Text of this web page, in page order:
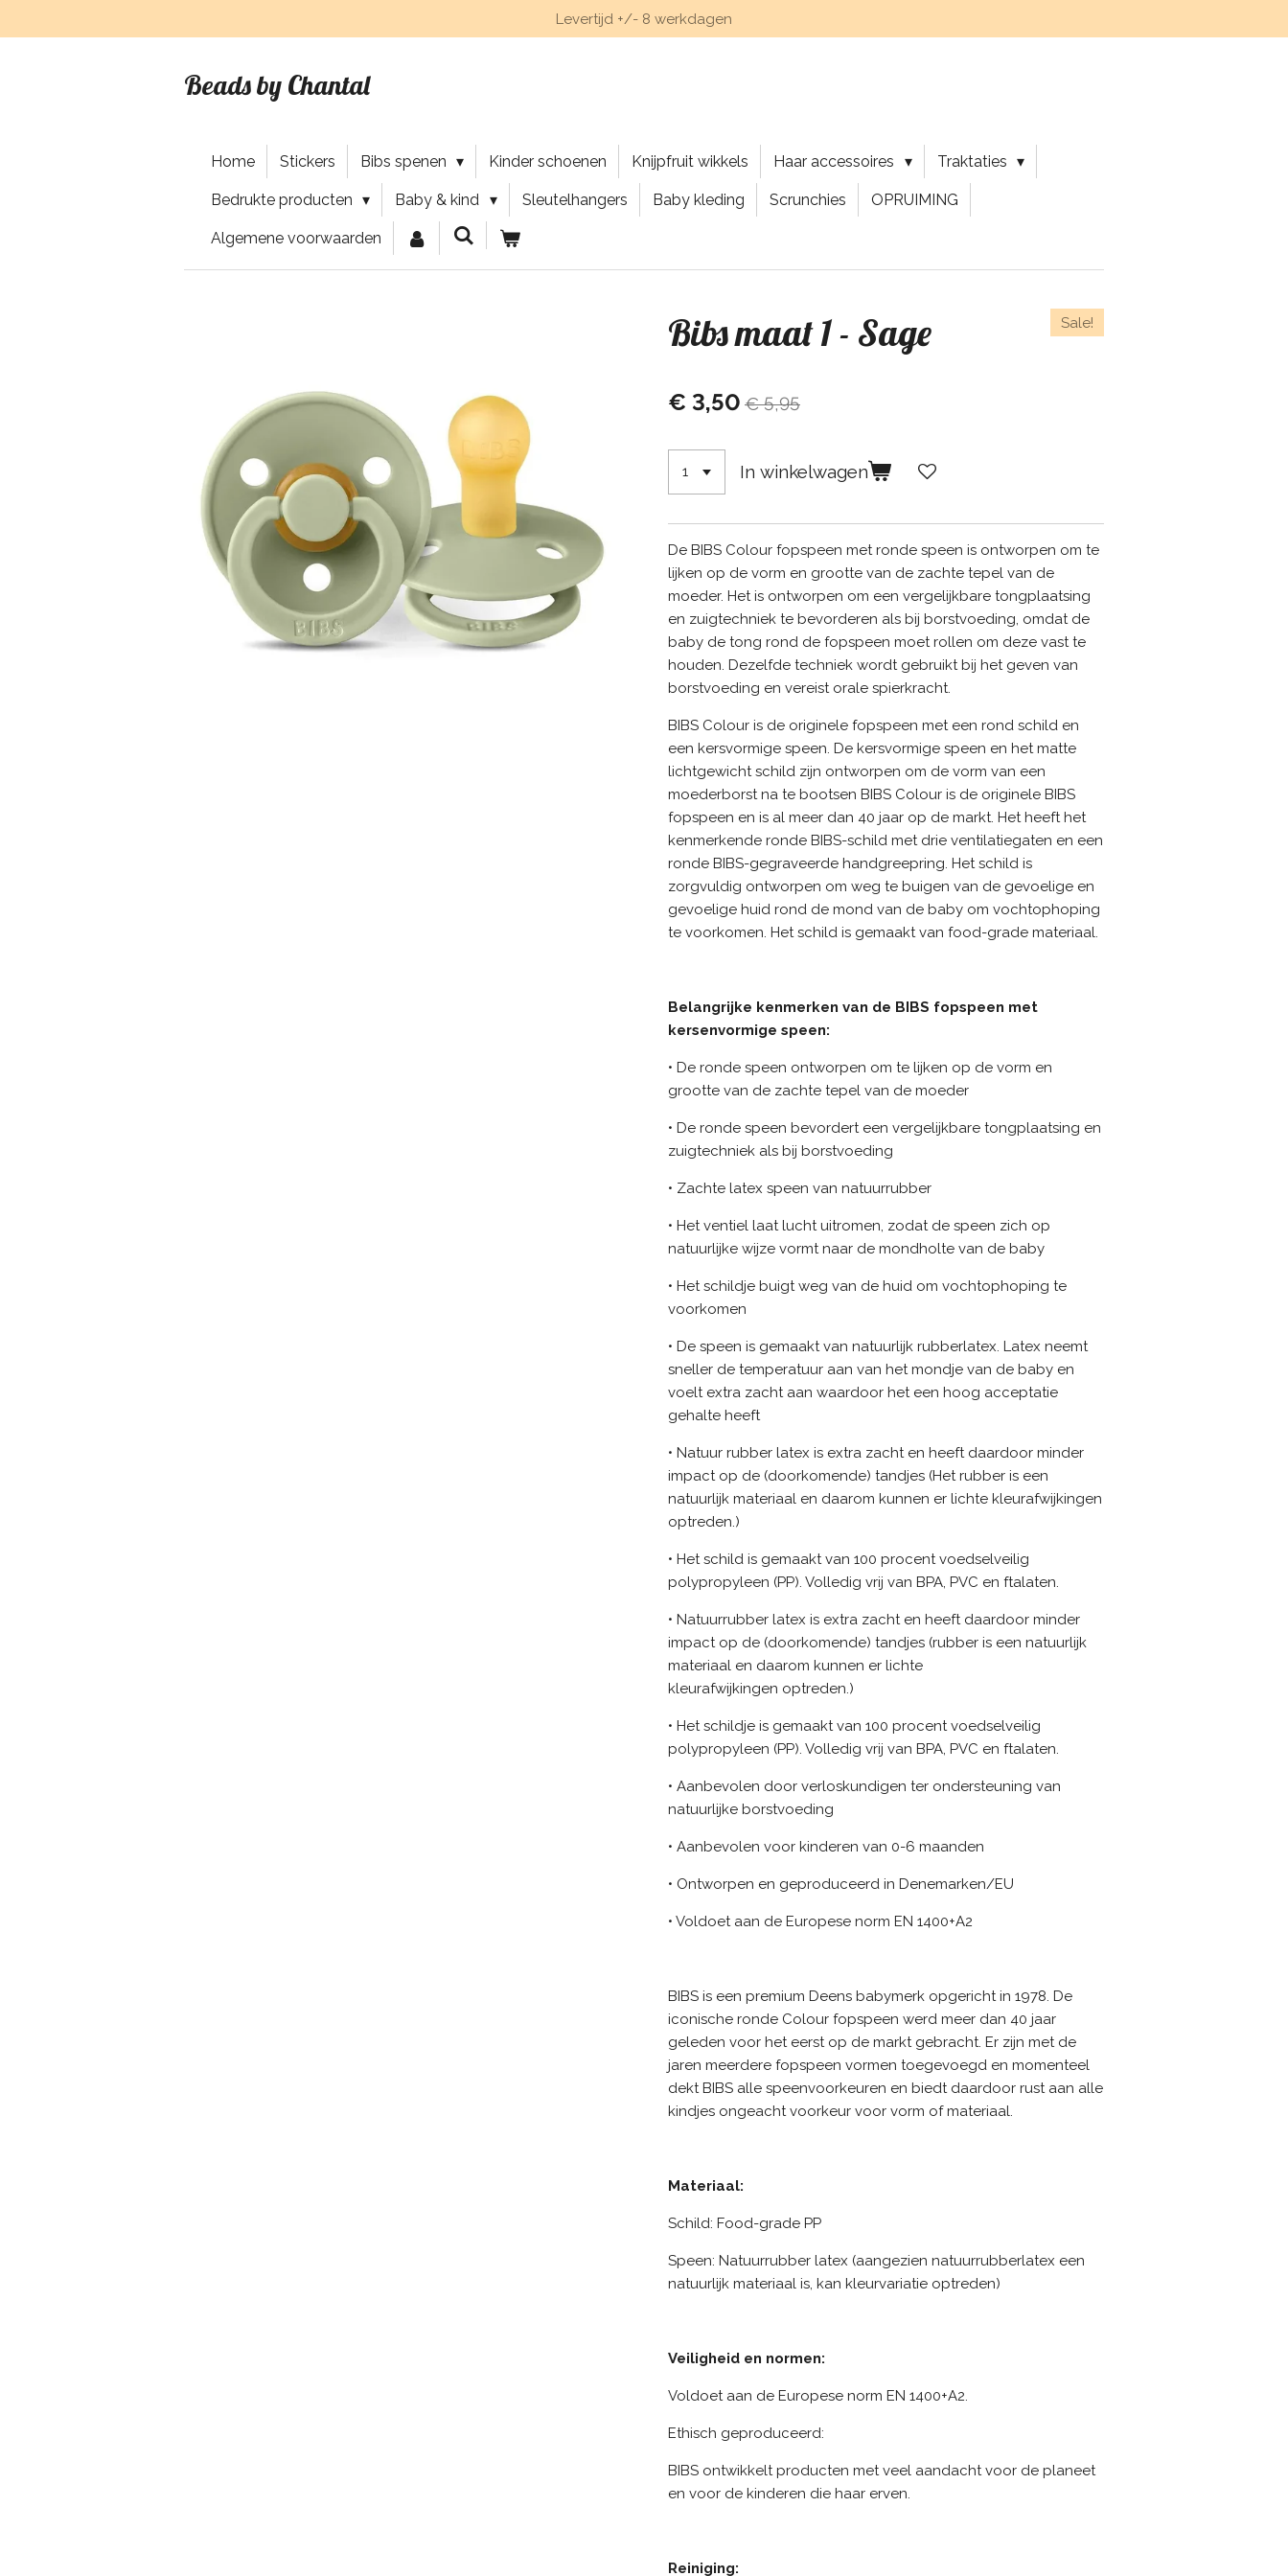
direct
Levertijd +/- 8 werkdagen
Beads by Chantal
Home Stickers Bibs spenen Kinder schoenen Knijpfruit wikkels Haar accessoires Traktaties
Bedrukte producten Baby & kind Sleutelhangers Baby kleding Scrunchies OPRUIMING
Algemene voorwaarden
Bibs maat 1 - Sage Sale!
€ 3,50 € 5,95
In winkelwagen
De BIBS Colour fopspeen met ronde speen is ontworpen om te
lijken op de vorm en grootte van de zachte tepel van de
moeder. Het is ontworpen om een vergelijkbare tongplaatsing
en zuigtechniek te bevorderen als bij borstvoeding, omdat de
baby de tong rond de fopspeen moet rollen om deze vast te
houden. Dezelfde techniek wordt gebruikt bij het geven van
borstvoeding en vereist orale spierkracht.
BIBS Colour is de originele fopspeen met een rond schild en
een kersvormige speen. De kersvormige speen en het matte
lichtgewicht schild zijn ontworpen om de vorm van een
moederborst na te bootsen BIBS Colour is de originele BIBS
fopspeen en is al meer dan 40 jaar op de markt. Het heeft het
kenmerkende ronde BIBS-schild met drie ventilatiegaten en een
ronde BIBS-gegraveerde handgreepring. Het schild is
zorgvuldig ontworpen om weg te buigen van de gevoelige en
gevoelige huid rond de mond van de baby om vochtophoping
te voorkomen. Het schild is gemaakt van food-grade materiaal.
Belangrijke kenmerken van de BIBS fopspeen met
kersenvormige speen:
• De ronde speen ontworpen om te lijken op de vorm en
grootte van de zachte tepel van de moeder
• De ronde speen bevordert een vergelijkbare tongplaatsing en
zuigtechniek als bij borstvoeding
• Zachte latex speen van natuurrubber
• Het ventiel laat lucht uitromen, zodat de speen zich op
natuurlijke wijze vormt naar de mondholte van de baby
• Het schildje buigt weg van de huid om vochtophoping te
voorkomen
• De speen is gemaakt van natuurlijk rubberlatex. Latex neemt
sneller de temperatuur aan van het mondje van de baby en
voelt extra zacht aan waardoor het een hoog acceptatie
gehalte heeft
• Natuur rubber latex is extra zacht en heeft daardoor minder
impact op de (doorkomende) tandjes (Het rubber is een
natuurlijk materiaal en daarom kunnen er lichte kleurafwijkingen
optreden.)
• Het schild is gemaakt van 100 procent voedselveilig
polypropyleen (PP). Volledig vrij van BPA, PVC en ftalaten.
• Natuurrubber latex is extra zacht en heeft daardoor minder
impact op de (doorkomende) tandjes (rubber is een natuurlijk
materiaal en daarom kunnen er lichte
kleurafwijkingen optreden.)
• Het schildje is gemaakt van 100 procent voedselveilig
polypropyleen (PP). Volledig vrij van BPA, PVC en ftalaten.
• Aanbevolen door verloskundigen ter ondersteuning van
natuurlijke borstvoeding
• Aanbevolen voor kinderen van 0-6 maanden
• Ontworpen en geproduceerd in Denemarken/EU
• Voldoet aan de Europese norm EN 1400+A2
BIBS is een premium Deens babymerk opgericht in 1978. De
iconische ronde Colour fopspeen werd meer dan 40 jaar
geleden voor het eerst op de markt gebracht. Er zijn met de
jaren meerdere fopspeen vormen toegevoegd en momenteel
dekt BIBS alle speenvoorkeuren en biedt daardoor rust aan alle
kindjes ongeacht voorkeur voor vorm of materiaal.
Materiaal:
Schild: Food-grade PP
Speen: Natuurrubber latex (aangezien natuurrubberlatex een
natuurlijk materiaal is, kan kleurvariatie optreden)
Veiligheid en normen:
Voldoet aan de Europese norm EN 1400+A2.
Ethisch geproduceerd:
BIBS ontwikkelt producten met veel aandacht voor de planeet
en voor de kinderen die haar erven.
Reiniging: